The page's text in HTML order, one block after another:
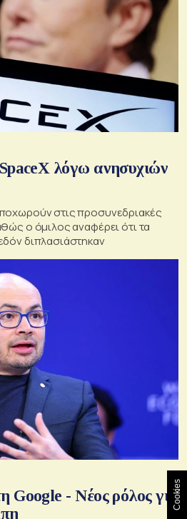
λόγω ανησυχιών
στις προσυνεδριακές
ο όμιλος αναφέρει ότι τα
διπλασιάστηκαν
Google - Νέος ρόλος γιαCookies